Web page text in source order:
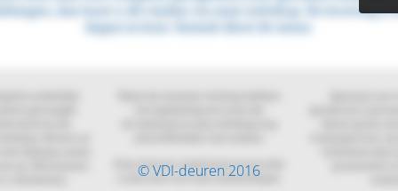
© VDI-deuren 2016